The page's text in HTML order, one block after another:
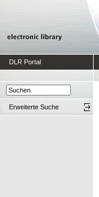
DLR Portal
Erweiterte Suche